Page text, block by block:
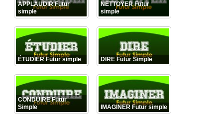
APPLAUDIR Futur
simple
NETTOYER Futur
simple
ÉTUDIER Futur simple DIRE Futur Simple
CONDUIRE Futur
Simple
IMAGINER Futur simple